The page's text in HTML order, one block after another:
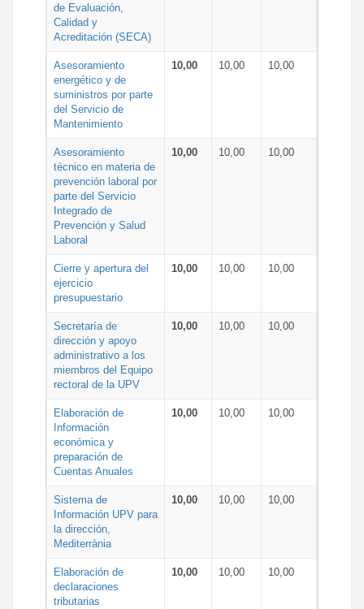
de Evaluación,
Calidad y
Acreditación (SECA)
Asesoramiento
energético y de
suministros por parte
del Servicio de
Mantenimiento
10,00 10,00 10,00
Asesoramiento
técnico en materia de
prevención laboral por
parte del Servicio
Integrado de
Prevención y Salud
Laboral
10,00 10,00 10,00
Cierre y apertura del
ejercicio
presupuestario
10,00 10,00 10,00
Secretaría de
dirección y apoyo
administrativo a los
miembros del Equipo
rectoral de la UPV
10,00 10,00 10,00
Elaboración de
Información
económica y
preparación de
Cuentas Anuales
10,00 10,00 10,00
Sistema de
Información UPV para
la dirección,
Mediterrània
10,00 10,00 10,00
Elaboración de
declaraciones
tributarias
10,00 10,00 10,00